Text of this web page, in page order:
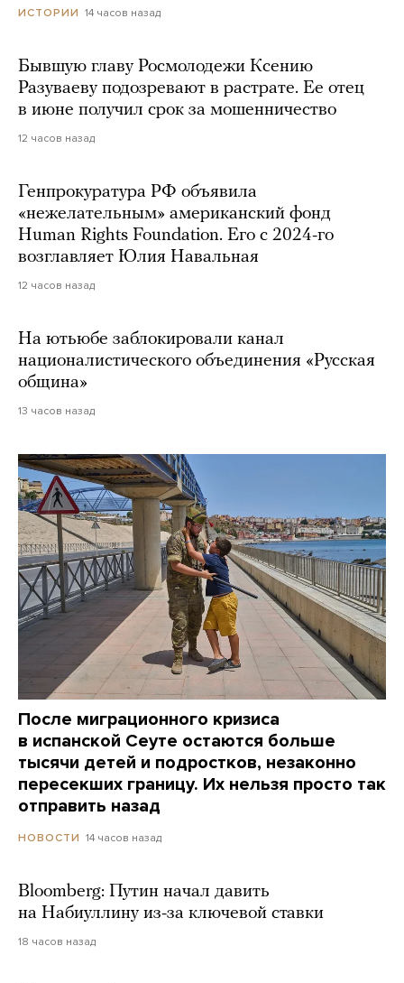
ИСТОРИИ 14 часов назад
Бывшую главу Росмолодежи Ксению
Разуваеву подозревают в растрате. Ее отец
в июне получил срок за мошенничество
12 часов назад
Генпрокуратура РФ объявила
«нежелательным» американский фонд
Human Rights Foundation. Его с 2024-го
возглавляет Юлия Навальная
12 часов назад
На ютьюбе заблокировали канал
националистического объединения «Русская
община»
13 часов назад
После миграционного кризиса
в испанской Сеуте остаются больше
тысячи детей и подростков, незаконно
пересекших границу. Их нельзя просто так
отправить назад
НОВОСТИ 14 часов назад
Bloomberg: Путин начал давить
на Набиуллину из-за ключевой ставки
18 часов назад